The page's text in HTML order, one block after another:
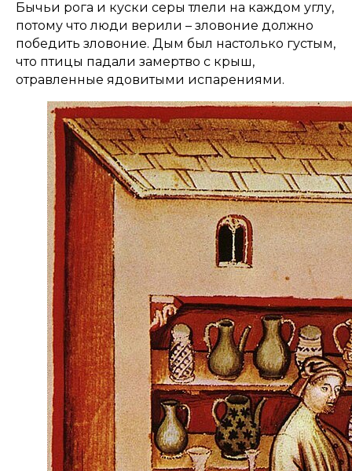
Бычьи рога и куски серы тлели на каждом углу,
потому что люди верили – зловоние должно
победить зловоние. Дым был настолько густым,
что птицы падали замертво с крыш,
отравленные ядовитыми испарениями.